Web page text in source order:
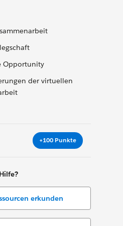
Opportunity
der virtuellen
+100 Punkte
erkunden